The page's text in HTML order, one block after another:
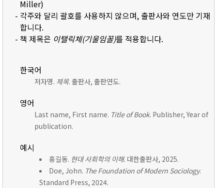
Miller)
- 각주와 달리 괄호를 사용하지 않으며, 출판사와 연도만 기재
합니다.
- 책 제목은 이탤릭체(기울임꼴)를 적용합니다.
한국어
저자명. 제목. 출판사, 출판연도.
영어
Last name, First name. Title of Book. Publisher, Year of
publication.
예시
홍길동. 현대 사회학의 이해. 대한출판사, 2025.
Doe, John. The Foundation of Modern Sociology.
Standard Press, 2024.